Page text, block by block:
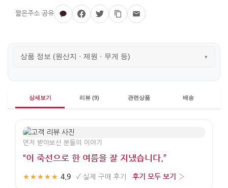
상품 정보 (원산지 · 제원 · 무게 등) ▾
상세보기 리뷰 (9) 관련상품 배송
먼저 받아보신 분들의 이야기
“이 죽선으로 한 여름을 잘 지냈습니다.”
★★★★★ 4.9 · ✓ 실제 구매 후기 · 후기 모두 보기 ›